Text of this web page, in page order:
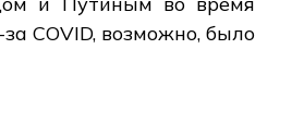
COVID, возможно, было